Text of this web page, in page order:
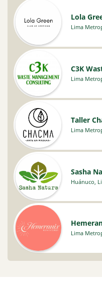
Lola
Lima
C3K
Lima
Taller
Lima
Sasha
Huánuco
Lima